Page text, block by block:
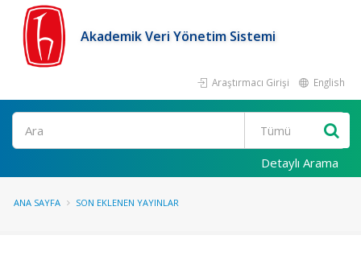
Akademik Veri Yönetim Sistemi
Araştırmacı Girişi English
Ara
Detaylı Arama
ANA SAYFA SON EKLENEN YAYINLAR